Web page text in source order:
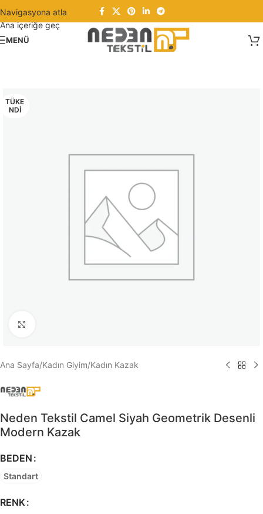
Navigasyona atla
Ana içeriğe geç
MENÜ
TÜKE
NDI
Ana Sayfa/Kadın Giyim/Kadın Kazak
Neden Tekstil Camel Siyah Geometrik Desenli
Modern Kazak
BEDEN
Standart
RENK